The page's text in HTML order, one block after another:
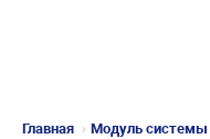
Главная › Модуль системы